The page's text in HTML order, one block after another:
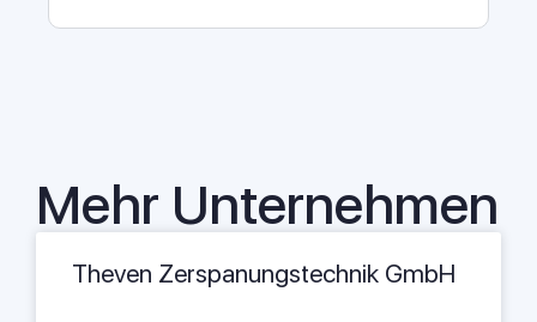
Mehr Unternehmen
Theven Zerspanungstechnik GmbH